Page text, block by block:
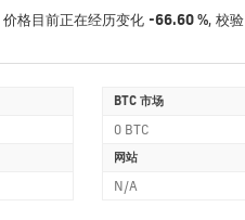
价格目前正在经历变化 -66.60 %, 校验
BTC 市场
0 BTC
网站
N/A